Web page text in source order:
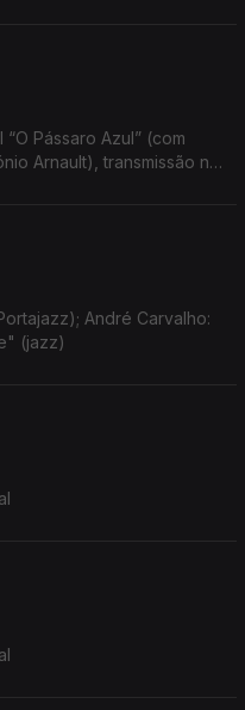
Pássaro Azul” (com
Arnault), transmissão na
André Carvalho:
(jazz)